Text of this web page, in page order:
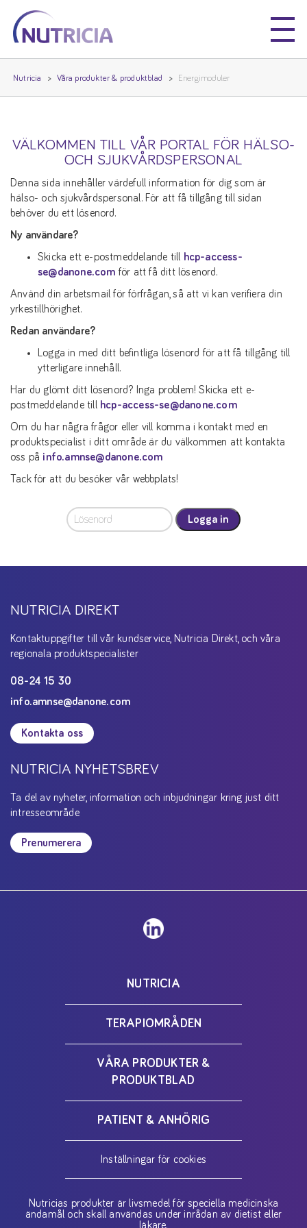
Nutricia
Nutricia
Nutricia Våra produkter & produktblad Energimoduler
VÄLKOMMEN TILL VÅR PORTAL FÖR HÄLSO-
OCH SJUKVÅRDSPERSONAL
Denna sida innehåller värdefull information för dig som är
hälso- och sjukvårdspersonal. För att få tillgång till sidan
behöver du ett lösenord.
Ny användare?
Skicka ett e-postmeddelande till
hcp-access-
se@danone.com för att få ditt lösenord.
Använd din arbetsmail för förfrågan, så att vi kan verifiera din
yrkestillhörighet.
Redan användare?
Logga in med ditt befintliga lösenord för att få tillgång till
ytterligare innehåll.
Har du glömt ditt lösenord? Inga problem! Skicka ett e-
postmeddelande till
hcp-access-se@danone.com
Om du har några frågor eller vill komma i kontakt med en
produktspecialist i ditt område är du välkommen att kontakta
oss på info.amnse@danone.com
Tack för att du besöker vår webbplats!
Logga in
NUTRICIA DIREKT
Kontaktuppgifter till vår kundservice, Nutricia Direkt, och våra
regionala produktspecialister
08-24 15 30
info.amnse@danone.com
Kontakta oss
NUTRICIA NYHETSBREV
Ta del av nyheter, information och inbjudningar kring just ditt
intresseområde
Prenumerera
NUTRICIA
TERAPIOMRÅDEN
VÅRA PRODUKTER &
PRODUKTBLAD
PATIENT & ANHÖRIG
Inställningar för cookies
Nutricias produkter är livsmedel för speciella medicinska
ändamål och skall användas under inrådan av dietist eller
läkare.